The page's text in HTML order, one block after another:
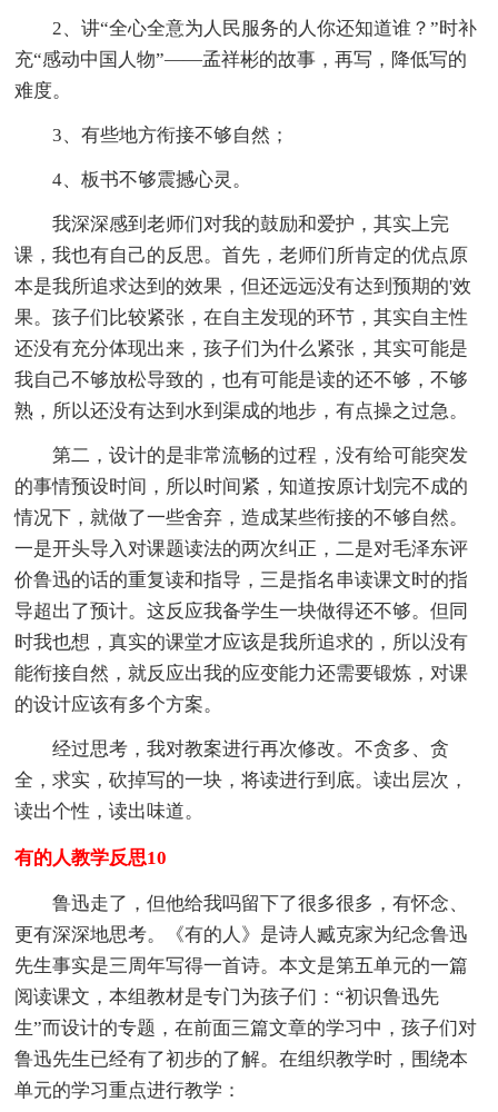
2、讲“全心全意为人民服务的人你还知道谁？”时补
充“感动中国人物”——孟祥彬的故事，再写，降低写的
难度。
3、有些地方衔接不够自然；
4、板书不够震撼心灵。
我深深感到老师们对我的鼓励和爱护，其实上完
课，我也有自己的反思。首先，老师们所肯定的优点原
本是我所追求达到的效果，但还远远没有达到预期的'效
果。孩子们比较紧张，在自主发现的环节，其实自主性
还没有充分体现出来，孩子们为什么紧张，其实可能是
我自己不够放松导致的，也有可能是读的还不够，不够
熟，所以还没有达到水到渠成的地步，有点操之过急。
第二，设计的是非常流畅的过程，没有给可能突发
的事情预设时间，所以时间紧，知道按原计划完不成的
情况下，就做了一些舍弃，造成某些衔接的不够自然。
一是开头导入对课题读法的两次纠正，二是对毛泽东评
价鲁迅的话的重复读和指导，三是指名串读课文时的指
导超出了预计。这反应我备学生一块做得还不够。但同
时我也想，真实的课堂才应该是我所追求的，所以没有
能衔接自然，就反应出我的应变能力还需要锻炼，对课
的设计应该有多个方案。
经过思考，我对教案进行再次修改。不贪多、贪
全，求实，砍掉写的一块，将读进行到底。读出层次，
读出个性，读出味道。
有的人教学反思10
鲁迅走了，但他给我吗留下了很多很多，有怀念、
更有深深地思考。《有的人》是诗人臧克家为纪念鲁迅
先生事实是三周年写得一首诗。本文是第五单元的一篇
阅读课文，本组教材是专门为孩子们：“初识鲁迅先
生”而设计的专题，在前面三篇文章的学习中，孩子们对
鲁迅先生已经有了初步的了解。在组织教学时，围绕本
单元的学习重点进行教学：